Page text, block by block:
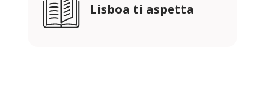
Lisboa ti aspetta